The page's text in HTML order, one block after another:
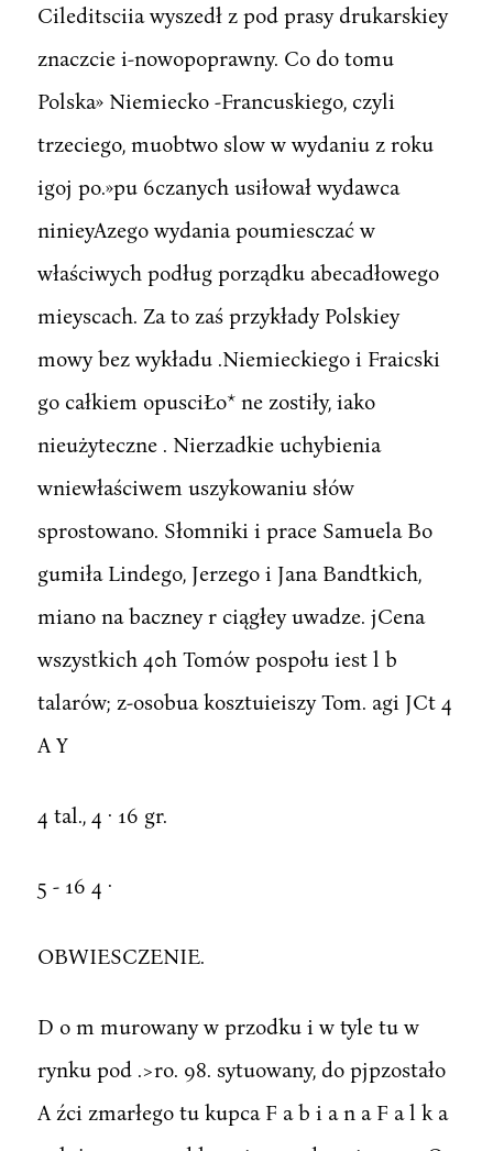
Cileditsciia wyszedł z pod prasy drukarskiey
znaczcie i-nowopoprawny. Co do tomu
Polska» Niemiecko -Francuskiego, czyli
trzeciego, muobtwo slow w wydaniu z roku
igoj po.»pu 6czanych usiłował wydawca
ninieyAzego wydania poumiesczać w
właściwych podług porządku abecadłowego
mieyscach. Za to zaś przykłady Polskiey
mowy bez wykładu .Niemieckiego i Fraicski
go całkiem opusciŁo* ne zostiły, iako
nieużyteczne . Nierzadkie uchybienia
wniewłaściwem uszykowaniu słów
sprostowano. Słomniki i prace Samuela Bo
gumiła Lindego, Jerzego i Jana Bandtkich,
miano na baczney r ciągłey uwadze. jCena
wszystkich 40h Tomów pospołu iest l b
talarów; z-osobua kosztuieiszy Tom. agi JCt 4
A Y
4 tal., 4 · 16 gr.
5 - 16 4 ·
OBWIESCZENIE.
D o m murowany w przodku i w tyle tu w
rynku pod .>ro. 98. sytuowany, do pjpzostało
A źci zmarłego tu kupca F a b i a n a F a l k a